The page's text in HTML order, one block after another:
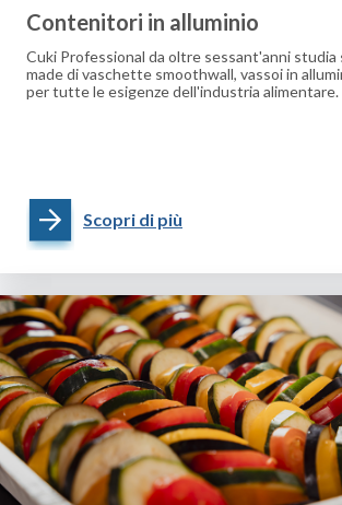
Contenitori in alluminio
Cuki Professional da oltre sessant'anni studia
made di vaschette smoothwall, vassoi in
per tutte le esigenze dell'industria alimentare.
Scopri di più